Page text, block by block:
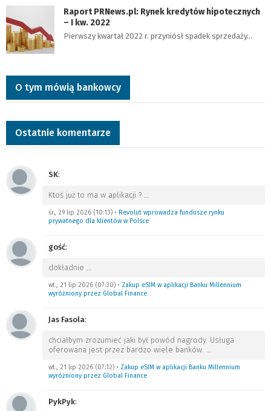
Raport PRNews.pl: Rynek kredytów hipotecznych
– I kw. 2022
Pierwszy kwartał 2022 r. przyniósł spadek sprzedaży…
O tym mówią bankowcy
Ostatnie komentarze
SK:
Ktoś już to ma w aplikacji ? …
śr., 29 lip 2026 (10:13) • Revolut wprowadza fundusze rynku
prywatnego dla klientów w Polsce
gość:
dokładnie …
wt., 21 lip 2026 (07:30) • Zakup eSIM w aplikacji Banku Millennium
wyróżniony przez Global Finance
Jas Fasola:
chciałbym zrozumieć jaki był powód nagrody. Usługa
oferowana jest przez bardzo wiele banków. …
wt., 21 lip 2026 (07:12) • Zakup eSIM w aplikacji Banku Millennium
wyróżniony przez Global Finance
PykPyk: